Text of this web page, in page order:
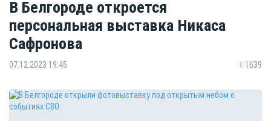
В Белгороде откроется
персональная выставка Никаса
Сафронова
07.12.2023 19:45 1639